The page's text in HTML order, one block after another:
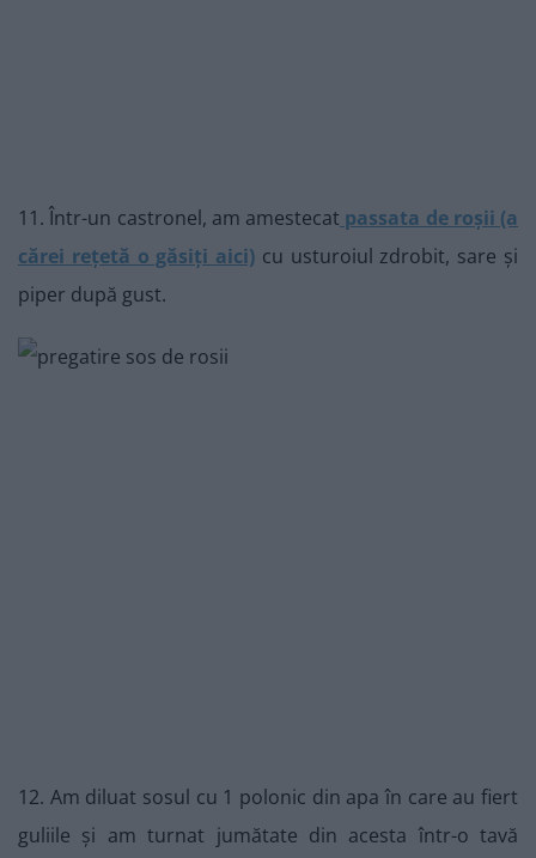
11. Într-un castronel, am amestecat passata de roșii (a
cărei rețetă o găsiți aici) cu usturoiul zdrobit, sare și
piper după gust.
12. Am diluat sosul cu 1 polonic din apa în care au fiert
guliile și am turnat jumătate din acesta într-o tavă